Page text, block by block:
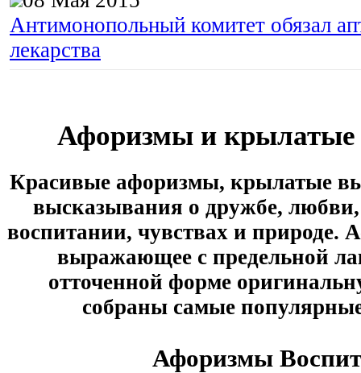
Антимонопольный комитет обязал
лекарства
Афоризмы и
Красивые афоризмы, крылатые
высказывания о дружбе,
воспитании, чувствах и природе.
выражающее с предельной
отточенной форме
собраны самые
Афоризмы